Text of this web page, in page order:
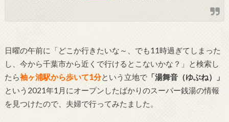
日曜の午前に「どこか行きたいな～、でも11時過ぎてしまった
し、今から千葉市から近くで行けるとこないかな？」と検索し
たら袖ヶ浦駅から歩いて1分という立地で「湯舞音（ゆぶね）」
という2021年1月にオープンしたばかりのスーパー銭湯の情報
を見つけたので、夫婦で行ってみたました。